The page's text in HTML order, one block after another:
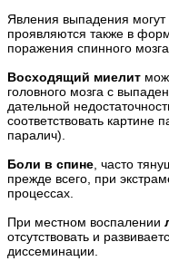
Явления выпадения
проявляются также в
поражения спинного мозга.
Восходящий миелит
головного мозга с
дательной
соответствовать
паралич).
Боли в спине , часто
прежде всего, при
процессах.
При местном воспалении
отсутствовать и
диссеминации.